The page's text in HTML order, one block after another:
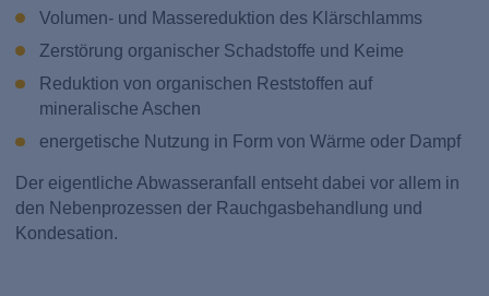
Volumen- und Massereduktion des Klärschlamms
Zerstörung organischer Schadstoffe und Keime
Reduktion von organischen Reststoffen auf
mineralische Aschen
energetische Nutzung in Form von Wärme oder Dampf
Der eigentliche Abwasseranfall entseht dabei vor allem in
den Nebenprozessen der Rauchgasbehandlung und
Kondesation.